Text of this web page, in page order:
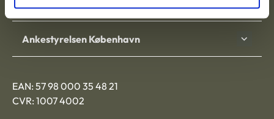
Ankestyrelsen København
EAN: 57 98 000 35 48 21
CVR: 1007 4002